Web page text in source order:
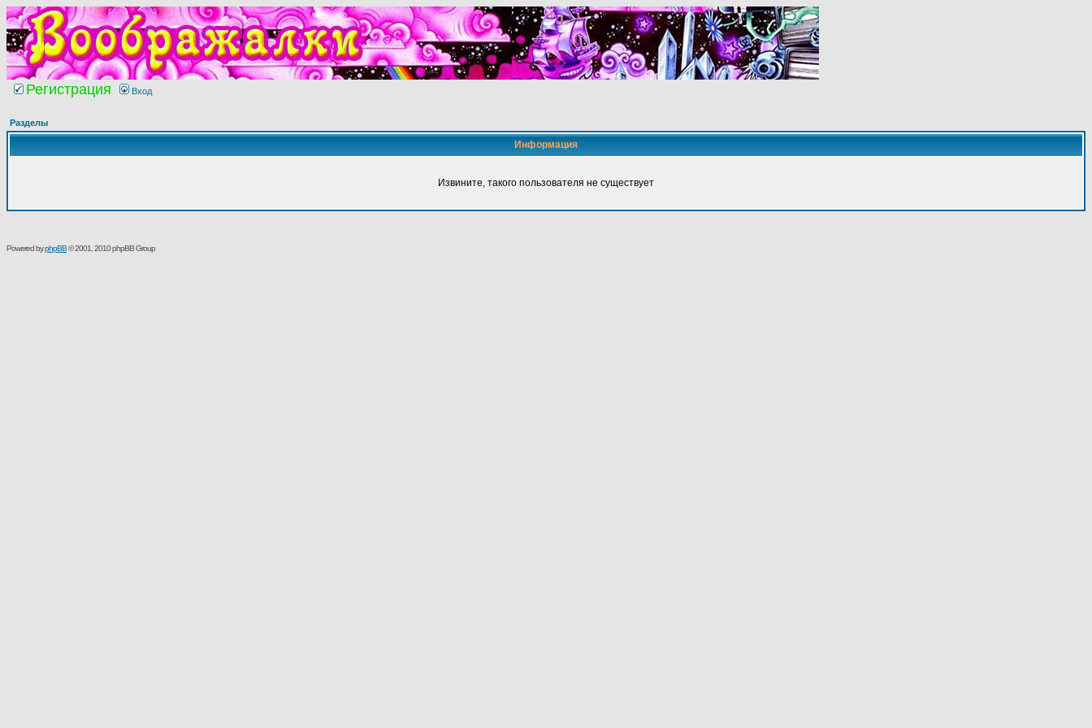
Регистрация Вход
Разделы
Информация
Извините, такого пользователя не существует
Powered byphpBB© 2001, 2010 phpBB Group